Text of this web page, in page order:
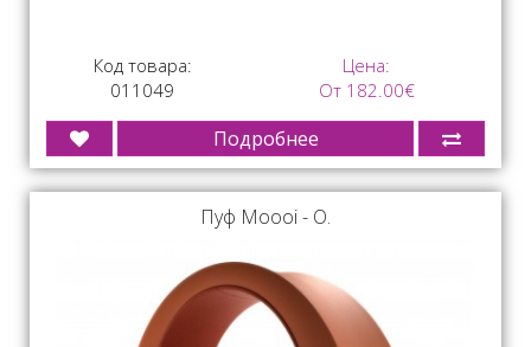
Код товара:
011049
Цена:
От 182.00€
Подробнее
Пуф Moooi - O.